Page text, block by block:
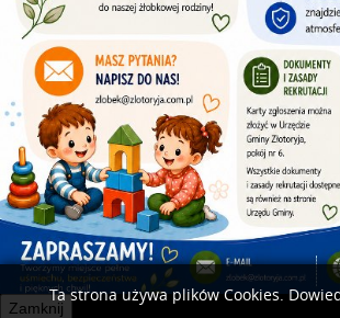
Ta strona używa plików Cookies.